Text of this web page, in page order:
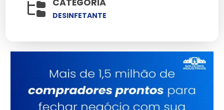
Vantagens de comprar
desinfetante em embalagens
maiores
Comprar desinfetante em embalagens de 5 litros
garante economia em custos, menor frequência de
reposição e reduz o consumo de embalagens
plásticas, favorecendo a sustentabilidade.
CATEGORIA
DESINFETANTE